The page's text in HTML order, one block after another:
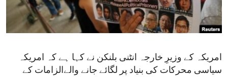
ENVIRONMENT AND HEALTH
IDEALS AND INSTITUTIONS
امریکہ کے وزیرِ خارجہ انٹنی بلنکن نے کہا ہے کہ امریکہ
سیاسی محرکات کی بنیاد پر لگائے جانے والےالزامات کے